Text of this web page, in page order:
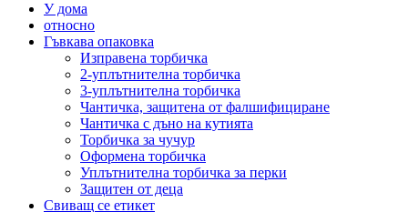
У дома
относно
Гъвкава опаковка
Изправена торбичка
2-уплътнителна торбичка
3-уплътнителна торбичка
Чантичка, защитена от фалшифициране
Чантичка с дъно на кутията
Торбичка за чучур
Оформена торбичка
Уплътнителна торбичка за перки
Защитен от деца
Свиващ се етикет